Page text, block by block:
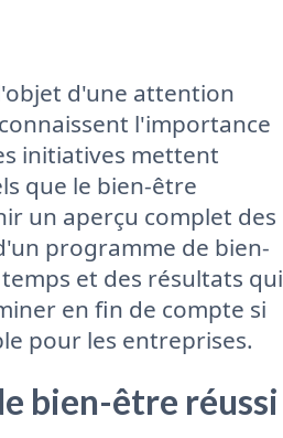
d'une attention
l'importance
initiatives mettent
que le bien-être
un aperçu complet des
programme de bien-
et des résultats qui
en fin de compte si
pour les entreprises.
bien-être réussi